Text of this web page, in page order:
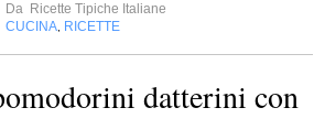
Da Ricette Tipiche Italiane
CUCINA RICETTE
datterini con